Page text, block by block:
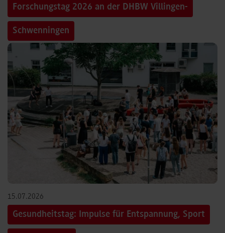
Forschungstag 2026 an der DHBW Villingen-
Schwenningen
15.07.2026
Gesundheitstag: Impulse für Entspannung, Sport